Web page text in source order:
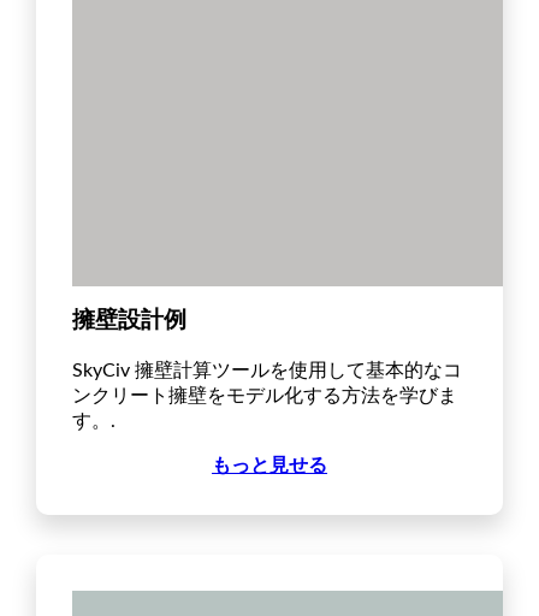
擁壁設計例
SkyCiv 擁壁計算ツールを使用して基本的なコ
ンクリート擁壁をモデル化する方法を学びま
す。.
もっと見せる